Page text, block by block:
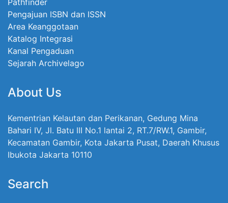
Pathfinder
Pengajuan ISBN dan ISSN
Area Keanggotaan
Katalog Integrasi
Kanal Pengaduan
Sejarah Archivelago
About Us
Kementrian Kelautan dan Perikanan, Gedung Mina
Bahari IV, Jl. Batu III No.1 lantai 2, RT.7/RW.1, Gambir,
Kecamatan Gambir, Kota Jakarta Pusat, Daerah Khusus
Ibukota Jakarta 10110
Search